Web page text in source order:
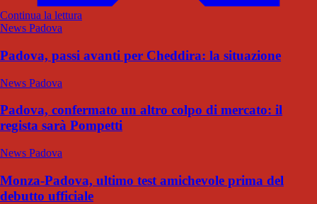
Continua la lettura
News Padova
Padova, passi avanti per Cheddira: la situazione
News Padova
Padova, confermato un altro colpo di mercato: il
regista sarà Pompetti
News Padova
Monza-Padova, ultimo test amichevole prima del
debutto ufficiale